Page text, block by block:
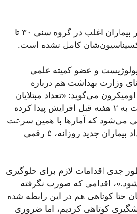
براساس اعلام او، اکثر بیماران اغلب در گروه سنی ۳۰ تا
و عضو کمیته علمی
وزارت بهداشت هم درباره
اومیکرون می‌گوید: «تعداد مبتلایان
به‌طور محسوس نسبت به ۲ هفته قبل افزایش پیدا کرده
می‌شود که آمارها با همین سرعت
بالا برود و به‌زودی تعداد بیماران جدید روزانه، ۵ رقمی
جدی اقدامات لازم برای جلوگیری
شود.»، اقدامی که صورت نگرفته
حتا کوتاهی هم در این رابطه شده
کوتاهی کردیم، اما ضروری